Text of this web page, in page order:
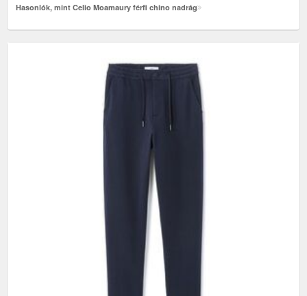
Hasonlók, mint Celio Moamaury férfi chino nadrág